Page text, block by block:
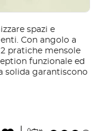
spazi e
Con angolo a
pratiche mensole
funzionale ed
solida garantiscono